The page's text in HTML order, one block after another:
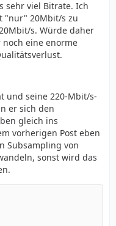
sehr viel Bitrate. Ich
"nur" 20Mbit/s zu
s. Würde daher
eine enorme
und seine 220-Mbit/s-
er sich den
gleich ins
vorherigen Post eben
Subsampling von
sonst wird das